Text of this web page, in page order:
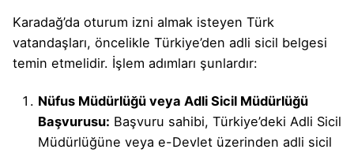
Karadağ’da oturum izni almak isteyen Türk
vatandaşları, öncelikle Türkiye’den adli sicil belgesi
temin etmelidir. İşlem adımları şunlardır:
Nüfus Müdürlüğü veya Adli Sicil Müdürlüğü
Başvurusu: Başvuru sahibi, Türkiye’deki Adli Sicil
Müdürlüğüne veya e-Devlet üzerinden adli sicil